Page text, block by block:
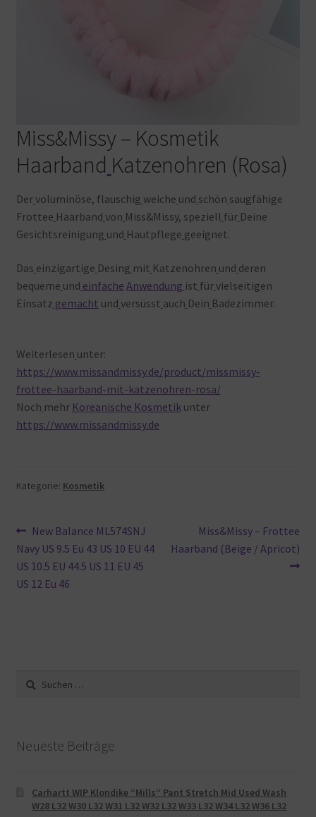
Miss&Missy – Kosmetik
Haarband Katzenohren (Rosa)
Dervoluminöse, flauschig weiche und schön saugfähige
Frottee Haarband von Miss&Missy, speziell für Deine
Gesichtsreinigung und Hautpflege geeignet.
Das einzigartige Desing mit Katzenohren und deren
bequeme und einfache Anwendung ist fürvielseitigen
Einsatz gemacht und versüsst auch Dein Badezimmer.
Weiterlesen unter:
https://www.missandmissy.de/product/missmissy-
frottee-haarband-mit-katzenohren-rosa/
Noch mehr Koreanische Kosmetikunter
https://www.missandmissy.de
Kategorie: Kosmetik
Beitragsnavigation
Vorheriger
Beitrag:
New Balance ML574SNJ
Navy US 9.5 Eu 43 US 10 EU 44
US 10.5 EU 44.5 US 11 EU 45
US 12 Eu 46
Nächster
Beitrag:
Miss&Missy – Frottee
Haarband (Beige / Apricot)
Suche
nach:
Neueste Beiträge
Carhartt WIP Klondike “Mills“ Pant Stretch Mid Used Wash
W28 L32 W30 L32 W31 L32 W32 L32 W33 L32 W34 L32 W36 L32